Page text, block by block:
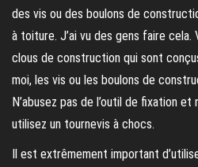
des vis ou des boulons de
à toiture. J’ai vu des gens faire cela.
clous de construction qui sont
moi, les vis ou les boulons de
N’abusez pas de l’outil de fixation et
utilisez un tournevis à chocs.
Il est extrêmement important